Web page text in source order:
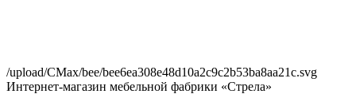
/upload/CMax/bee/bee6ea308e48d10a2c9c2b53ba8aa21c.svg
Интернет-магазин мебельной фабрики «Стрела»